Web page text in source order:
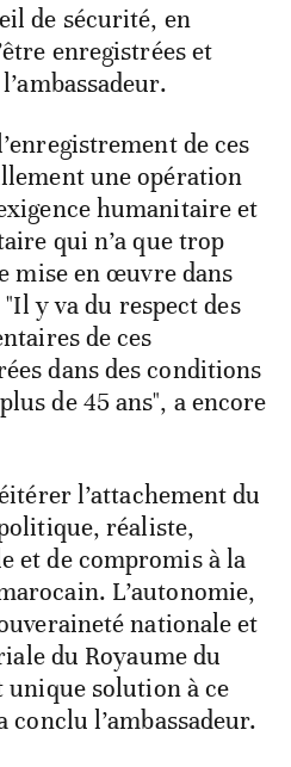
de sécurité, en
enregistrées et
de ces
une opération
humanitaire et
qui n’a que trop
mise en œuvre dans
y va du respect des
de ces
dans des conditions
de 45 ans", a encore
l’attachement du
réaliste,
et de compromis à la
L’autonomie,
nationale et
du Royaume du
unique solution à ce
l’ambassadeur.